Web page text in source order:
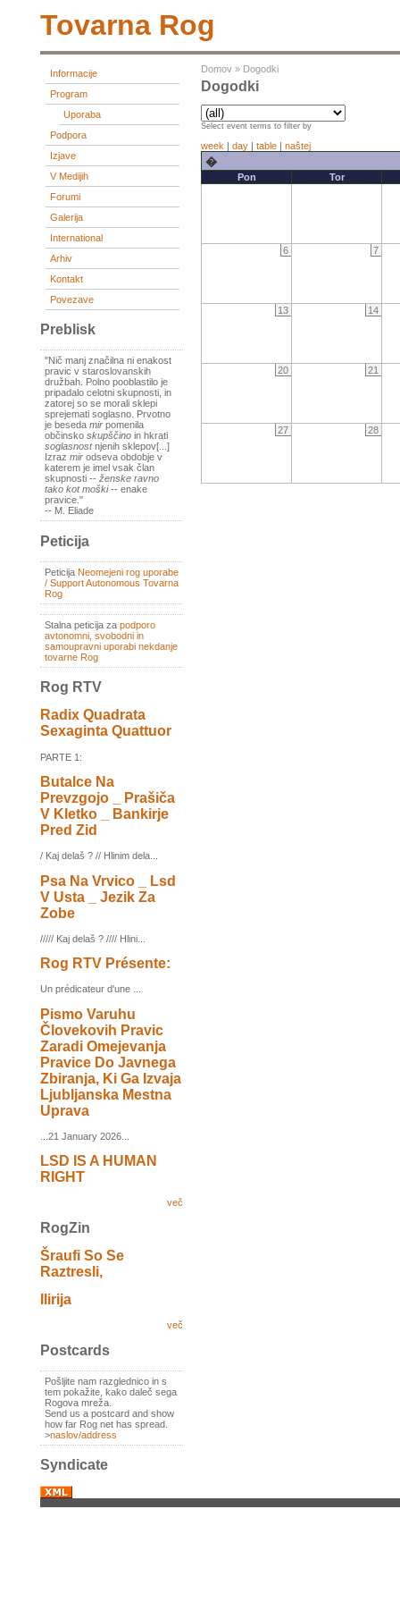
Tovarna Rog
Informacije
Program
Uporaba
Podpora
Izjave
V Medijih
Forumi
Galerija
International
Arhiv
Kontakt
Povezave
Preblisk
"Nič manj značilna ni enakost
pravic v staroslovanskih
družbah. Polno pooblastilo je
pripadalo celotni skupnosti, in
zatorej so se morali sklepi
sprejemati soglasno. Prvotno
je beseda mir pomenila
občinsko skupščino in hkrati
soglasnostnjenih sklepov[...]
Izraz mir odseva obdobje v
katerem je imel vsak član
skupnosti -- ženske ravno
tako kot moški-- enake
pravice."
-- M. Eliade
Peticija
Peticija Neomejeni rog uporabe
/ Support Autonomous Tovarna
Rog
Stalna peticija za podporo
avtonomni, svobodni in
samoupravni uporabi nekdanje
tovarne Rog
Rog RTV
Radix Quadrata
Sexaginta Quattuor
PARTE 1:
Butalce Na
Prevzgojo _ Prašiča
V Kletko _ Bankirje
Pred Zid
/ Kaj delaš ? // Hlinim dela...
Psa Na Vrvico _ Lsd
V Usta _ Jezik Za
Zobe
///// Kaj delaš ? //// Hlini...
Rog RTV Présente:
Un prédicateur d'une ...
Pismo Varuhu
Človekovih Pravic
Zaradi Omejevanja
Pravice Do Javnega
Zbiranja, Ki Ga Izvaja
Ljubljanska Mestna
Uprava
...21 January 2026...
LSD IS A HUMAN
RIGHT
več
RogZin
Šraufi So Se
Raztresli,
Ilirija
več
Postcards
Pošljite nam razglednico in s
tem pokažite, kako daleč sega
Rogova mreža.
Send us a postcard and show
how far Rog net has spread.
>naslov/address
Syndicate
Domov » Dogodki
Dogodki
Select event terms to filter by
week | day | table | naštej
�
Pon Tor
6 7
13 14
20 21
27 28